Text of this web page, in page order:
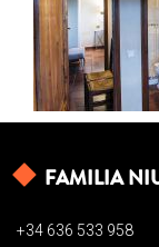
FAMILIA
+34 636 533 958